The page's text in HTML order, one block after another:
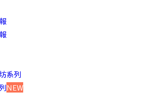
系列
NEW